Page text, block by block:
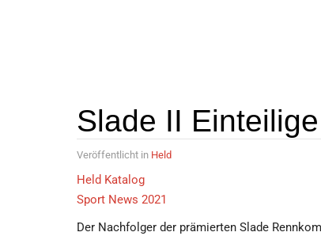
Slade II
Veröffentlicht in Held
Held Katalog
Sport News 2021
Der Nachfolger der prämierten Slade